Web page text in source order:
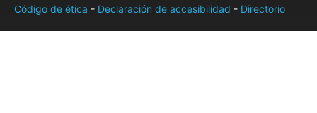
Código de ética - Declaración de accesibilidad - Directorio